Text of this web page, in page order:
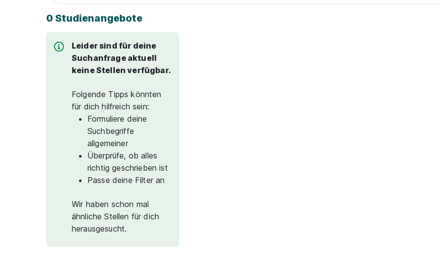
0 Studienangebote
Leider sind für deine
Suchanfrage aktuell
keine Stellen verfügbar.
Folgende Tipps könnten
für dich hilfreich sein:
Formuliere deine
Suchbegriffe
allgemeiner
Überprüfe, ob alles
richtig geschrieben ist
Passe deine Filter an
Wir haben schon mal
ähnliche Stellen für dich
herausgesucht.